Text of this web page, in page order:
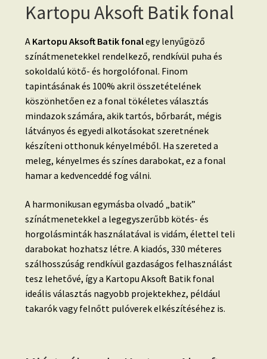
Kartopu Aksoft Batik fonal
A Kartopu Aksoft Batik fonalegy lenyűgöző
színátmenetekkel rendelkező, rendkívül puha és
sokoldalú kötő- és horgolófonal. Finom
tapintásának és 100% akril összetételének
köszönhetően ez a fonal tökéletes választás
mindazok számára, akik tartós, bőrbarát, mégis
látványos és egyedi alkotásokat szeretnének
készíteni otthonuk kényelméből. Ha szereted a
meleg, kényelmes és színes darabokat, ez a fonal
hamar a kedvenceddé fog válni.
A harmonikusan egymásba olvadó „batik”
színátmenetekkel a legegyszerűbb kötés- és
horgolásminták használatával is vidám, élettel teli
darabokat hozhatsz létre. A kiadós, 330 méteres
szálhosszúság rendkívül gazdaságos felhasználást
tesz lehetővé, így a Kartopu Aksoft Batik fonal
ideális választás nagyobb projektekhez, például
takarók vagy felnőtt pulóverek elkészítéséhez is.